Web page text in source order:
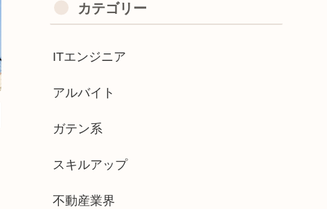
カテゴリー
ITエンジニア
アルバイト
ガテン系
スキルアップ
不動産業界